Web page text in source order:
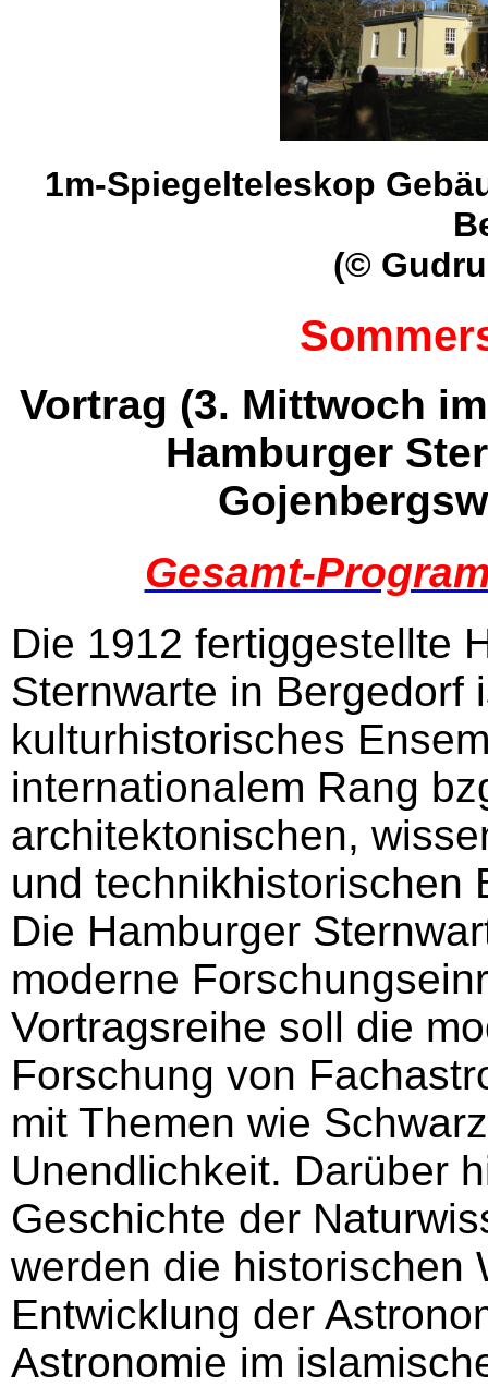
1m-Spiegelteleskop
(©
Vortrag (3. Mittwoch
Hamburger
Gesamt-
Die 1912 fertiggestellte
Sternwarte in Bergedorf
kulturhistorisches
internationalem Rang
architektonischen,
und technikhistorischen
Die Hamburger
moderne
Vortragsreihe soll die
Forschung von
mit Themen wie
Unendlichkeit. Darüber
Geschichte der
werden die historischen
Entwicklung der
Astronomie im